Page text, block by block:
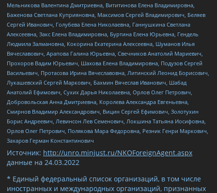
Мельникова Валентина Дмитриевна, Вититинова Елена Владимировна,
Баженова Светлана Куприяновна, Максимов Сергей Владимирович, Беляев
Сергей Иванович, Голубева Елена Николаевна, Ганнушкина Светлана
Алексеевна, Закс Елена Владимировна, Буртина Елена Юрьевна, Гендель
Людмила Залмановна, Кокорина Екатерина Алексеевна, Шуманов Илья
Вячеславович, Арапова Галина Юрьевна, Свечников Анатолий Мариевич,
Прохоров Вадим Юрьевич, Шахова Елена Владимировна, Подузов Сергей
Васильевич, Протасова Ирина Вячеславовна, Литинский Леонид Борисович,
Лукашевский Сергей Маркович, Бахмин Вячеслав Иванович, Шабад
Анатолий Ефимович, Сухих Дарья Николаевна, Орлов Олег Петрович,
Добровольская Анна Дмитриевна, Королева Александра Евгеньевна,
Смирнов Владимир Александрович, Вицин Сергей Ефимович, Золотухин
Борис Андреевич, Левинсон Лев Семенович, Локшина Татьяна Иосифовна,
Орлов Олег Петрович, Полякова Мара Федоровна, Резник Генри Маркович,
Захаров Герман Константинович
Источник: http://unro.minjust.ru/NKOForeignAgent.aspx
данные на 24.03.2022
* Единый федеральный список организаций, в том числе
иностранных и международных организаций, признанных